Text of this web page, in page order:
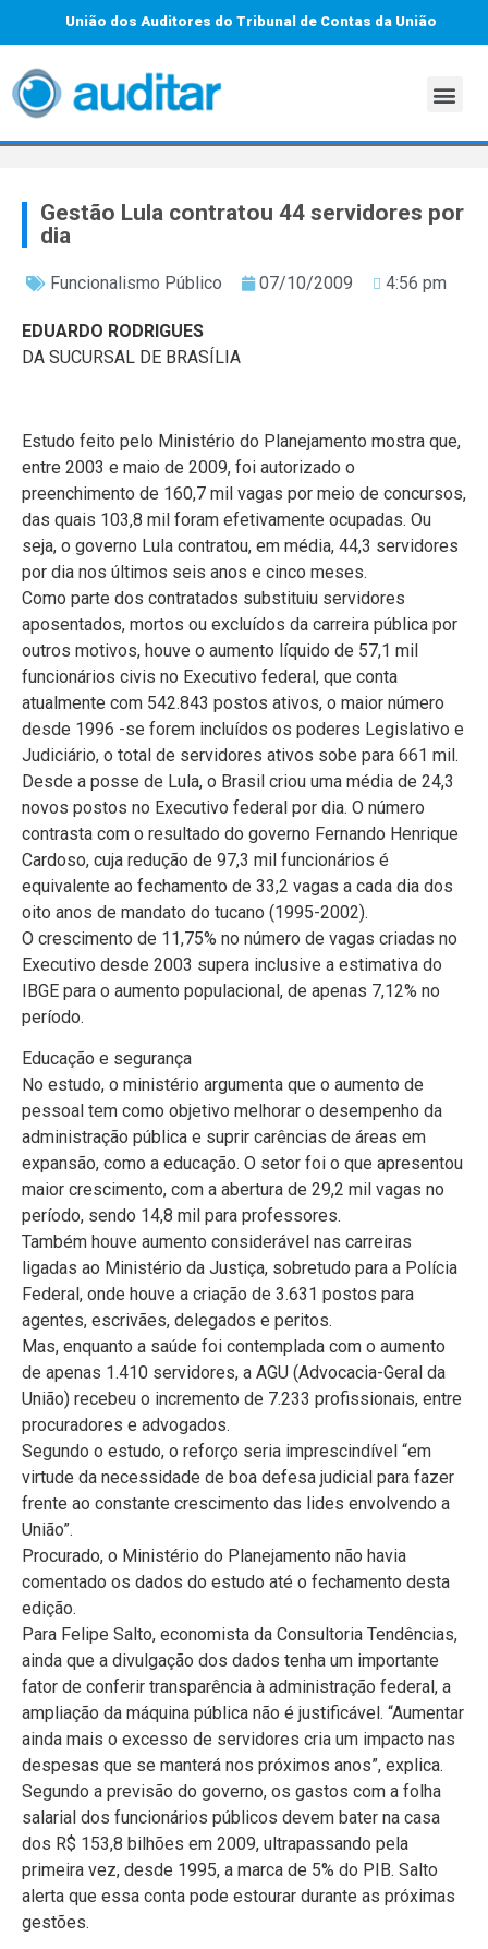
União dos Auditores do Tribunal de Contas da União
Gestão Lula contratou 44 servidores por
dia
Funcionalismo Público 07/10/2009 4:56 pm
EDUARDO RODRIGUES
DA SUCURSAL DE BRASÍLIA
Estudo feito pelo Ministério do Planejamento mostra que,
entre 2003 e maio de 2009, foi autorizado o
preenchimento de 160,7 mil vagas por meio de concursos,
das quais 103,8 mil foram efetivamente ocupadas. Ou
seja, o governo Lula contratou, em média, 44,3 servidores
por dia nos últimos seis anos e cinco meses.
Como parte dos contratados substituiu servidores
aposentados, mortos ou excluídos da carreira pública por
outros motivos, houve o aumento líquido de 57,1 mil
funcionários civis no Executivo federal, que conta
atualmente com 542.843 postos ativos, o maior número
desde 1996 -se forem incluídos os poderes Legislativo e
Judiciário, o total de servidores ativos sobe para 661 mil.
Desde a posse de Lula, o Brasil criou uma média de 24,3
novos postos no Executivo federal por dia. O número
contrasta com o resultado do governo Fernando Henrique
Cardoso, cuja redução de 97,3 mil funcionários é
equivalente ao fechamento de 33,2 vagas a cada dia dos
oito anos de mandato do tucano (1995-2002).
O crescimento de 11,75% no número de vagas criadas no
Executivo desde 2003 supera inclusive a estimativa do
IBGE para o aumento populacional, de apenas 7,12% no
período.
Educação e segurança
No estudo, o ministério argumenta que o aumento de
pessoal tem como objetivo melhorar o desempenho da
administração pública e suprir carências de áreas em
expansão, como a educação. O setor foi o que apresentou
maior crescimento, com a abertura de 29,2 mil vagas no
período, sendo 14,8 mil para professores.
Também houve aumento considerável nas carreiras
ligadas ao Ministério da Justiça, sobretudo para a Polícia
Federal, onde houve a criação de 3.631 postos para
agentes, escrivães, delegados e peritos.
Mas, enquanto a saúde foi contemplada com o aumento
de apenas 1.410 servidores, a AGU (Advocacia-Geral da
União) recebeu o incremento de 7.233 profissionais, entre
procuradores e advogados.
Segundo o estudo, o reforço seria imprescindível “em
virtude da necessidade de boa defesa judicial para fazer
frente ao constante crescimento das lides envolvendo a
União”.
Procurado, o Ministério do Planejamento não havia
comentado os dados do estudo até o fechamento desta
edição.
Para Felipe Salto, economista da Consultoria Tendências,
ainda que a divulgação dos dados tenha um importante
fator de conferir transparência à administração federal, a
ampliação da máquina pública não é justificável. “Aumentar
ainda mais o excesso de servidores cria um impacto nas
despesas que se manterá nos próximos anos”, explica.
Segundo a previsão do governo, os gastos com a folha
salarial dos funcionários públicos devem bater na casa
dos R$ 153,8 bilhões em 2009, ultrapassando pela
primeira vez, desde 1995, a marca de 5% do PIB. Salto
alerta que essa conta pode estourar durante as próximas
gestões.